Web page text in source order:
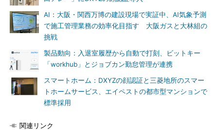
AI：大阪・関西万博の建設現場で実証中、AI気象予測
で施工管理業務の効率化目指す 大阪ガスと大林組の
挑戦
製品動向：入退室履歴から自動で打刻、ビットキー
「workhub」とジョブカン勤怠管理が連携
スマートホーム：DXYZの顔認証と三菱地所のスマー
トホームサービス、エイペストの都市型マンションで
標準採用
関連リンク